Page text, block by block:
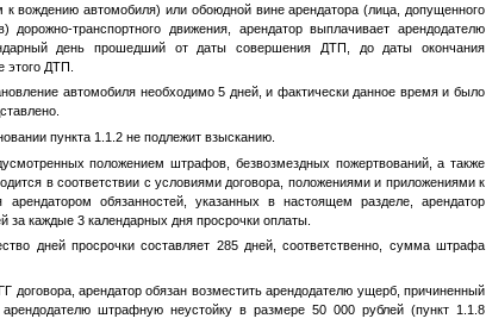
вождению автомобиля) или обоюдной вине арендатора (лица, допущенного
транспортного движения, арендатор выплачивает арендодателю
день прошедший от даты совершения ДТП, до даты окончания
этого ДТП.
автомобиля необходимо 5 дней, и фактически данное время и было
пункта 1.1.2 не подлежит взысканию.
положением штрафов, безвозмездных пожертвований, а также
в соответствии с условиями договора, положениями и приложениями к
обязанностей, указанных в настоящем разделе, арендатор
каждые 3 календарных дня просрочки оплаты.
дней просрочки составляет 285 дней, соответственно, сумма штрафа
договора, арендатор обязан возместить арендодателю ущерб, причиненный
штрафную неустойку в размере 50 000 рублей (пункт 1.1.8